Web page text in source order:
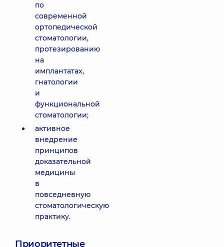
по
современной
ортопедической
стоматологии,
протезированию
на
имплантатах,
гнатологии
и
функциональной
стоматологии;
активное
внедрение
принципов
доказательной
медицины
в
повседневную
стоматологическую
практику.
Приоритетные